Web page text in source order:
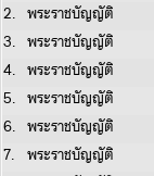
2. พระราชบัญญัติ
3. พระราชบัญญัติ
4. พระราชบัญญัติ
5. พระราชบัญญัติ
6. พระราชบัญญัติ
7. พระราชบัญญัติ